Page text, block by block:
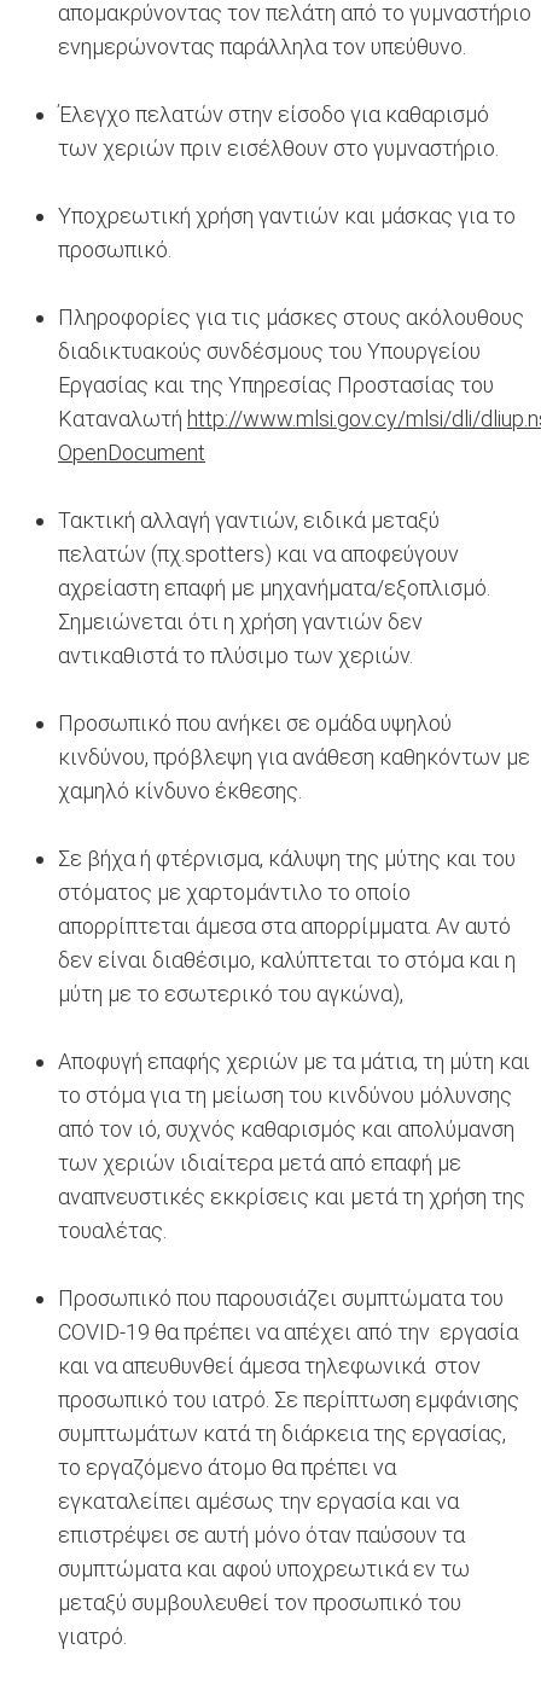
απομακρύνοντας τον πελάτη από το γυμναστήριο
ενημερώνοντας παράλληλα τον υπεύθυνο.
Έλεγχο πελατών στην είσοδο για καθαρισμό
των χεριών πριν εισέλθουν στο γυμναστήριο.
Υποχρεωτική χρήση γαντιών και μάσκας για το
προσωπικό.
Πληροφορίες για τις μάσκες στους ακόλουθους
διαδικτυακούς συνδέσμους του Υπουργείου
Εργασίας και της Υπηρεσίας Προστασίας του
Καταναλωτή http://www.mlsi.gov.cy/mlsi/dli/
OpenDocument
Τακτική αλλαγή γαντιών, ειδικά μεταξύ
πελατών (πχ.spotters) και να αποφεύγουν
αχρείαστη επαφή με μηχανήματα/εξοπλισμό.
Σημειώνεται ότι η χρήση γαντιών δεν
αντικαθιστά το πλύσιμο των χεριών.
Προσωπικό που ανήκει σε ομάδα υψηλού
κινδύνου, πρόβλεψη για ανάθεση καθηκόντων με
χαμηλό κίνδυνο έκθεσης.
Σε βήχα ή φτέρνισμα, κάλυψη της μύτης και του
στόματος με χαρτομάντιλο το οποίο
απορρίπτεται άμεσα στα απορρίμματα. Αν αυτό
δεν είναι διαθέσιμο, καλύπτεται το στόμα και η
μύτη με το εσωτερικό του αγκώνα),
Αποφυγή επαφής χεριών με τα μάτια, τη μύτη και
το στόμα για τη μείωση του κινδύνου μόλυνσης
από τον ιό, συχνός καθαρισμός και απολύμανση
των χεριών ιδιαίτερα μετά από επαφή με
αναπνευστικές εκκρίσεις και μετά τη χρήση της
τουαλέτας.
Προσωπικό που παρουσιάζει συμπτώματα του
COVID-19 θα πρέπει να απέχει από την εργασία
και να απευθυνθεί άμεσα τηλεφωνικά στον
προσωπικό του ιατρό. Σε περίπτωση εμφάνισης
συμπτωμάτων κατά τη διάρκεια της εργασίας,
το εργαζόμενο άτομο θα πρέπει να
εγκαταλείπει αμέσως την εργασία και να
επιστρέψει σε αυτή μόνο όταν παύσουν τα
συμπτώματα και αφού υποχρεωτικά εν τω
μεταξύ συμβουλευθεί τον προσωπικό του
γιατρό.